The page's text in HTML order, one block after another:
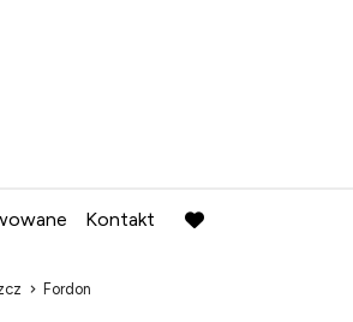
Kontakt
favorite
Fordon